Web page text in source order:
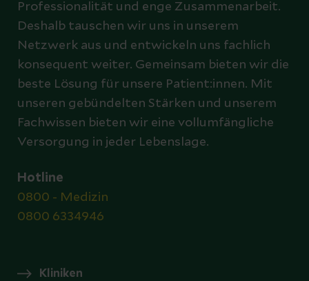
Professionalität und enge Zusammenarbeit.
Deshalb tauschen wir uns in unserem
Netzwerk aus und entwickeln uns fachlich
konsequent weiter. Gemeinsam bieten wir die
beste Lösung für unsere Patient:innen. Mit
unseren gebündelten Stärken und unserem
Fachwissen bieten wir eine vollumfängliche
Versorgung in jeder Lebenslage.
Hotline
0800 - Medizin
0800 6334946
Kliniken